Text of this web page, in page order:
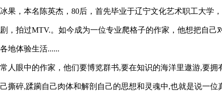
冰果，本名陈英杰， 80后，首先毕业于辽宁文化艺术职工大学
剧，拍过MTV.。如今成为一位专业爬格子的作家，他想把自
各地体验生活......
常人眼中的作家，他们要博览群书,要在知识的海洋里遨游,要拥
己撕碎,蹂躏自己肉体和解剖自己的思想和灵魂中,也就是说一位